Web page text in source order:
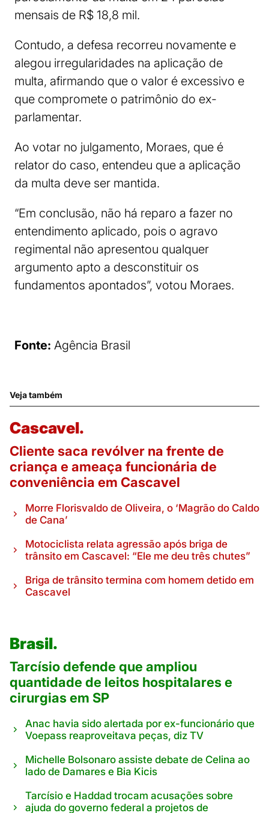
mensais de R$ 18,8 mil.
Contudo, a defesa recorreu novamente e
alegou irregularidades na aplicação de
multa, afirmando que o valor é excessivo e
que compromete o patrimônio do ex-
parlamentar.
Ao votar no julgamento, Moraes, que é
relator do caso, entendeu que a aplicação
da multa deve ser mantida.
“Em conclusão, não há reparo a fazer no
entendimento aplicado, pois o agravo
regimental não apresentou qualquer
argumento apto a desconstituir os
fundamentos apontados”, votou Moraes.
Fonte: Agência Brasil
Veja também
Cascavel.
Cliente saca revólver na frente de
criança e ameaça funcionária de
conveniência em Cascavel
Morre Florisvaldo de Oliveira, o ‘Magrão do Caldo
de Cana’
Motociclista relata agressão após briga de
trânsito em Cascavel: “Ele me deu três chutes”
Briga de trânsito termina com homem detido em
Cascavel
Brasil.
Tarcísio defende que ampliou
quantidade de leitos hospitalares e
cirurgias em SP
Anac havia sido alertada por ex-funcionário que
Voepass reaproveitava peças, diz TV
Michelle Bolsonaro assiste debate de Celina ao
lado de Damares e Bia Kicis
Tarcísio e Haddad trocam acusações sobre
ajuda do governo federal a projetos de